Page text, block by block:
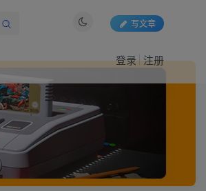
写文章
登录 注册